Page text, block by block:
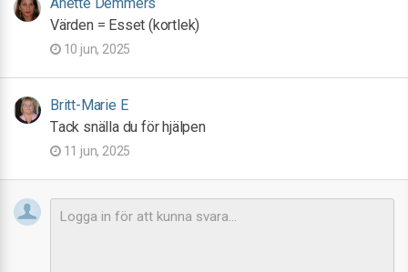
Värden = Esset (kortlek)
10 jun, 2025
Britt-Marie E
Tack snälla du för hjälpen
11 jun, 2025